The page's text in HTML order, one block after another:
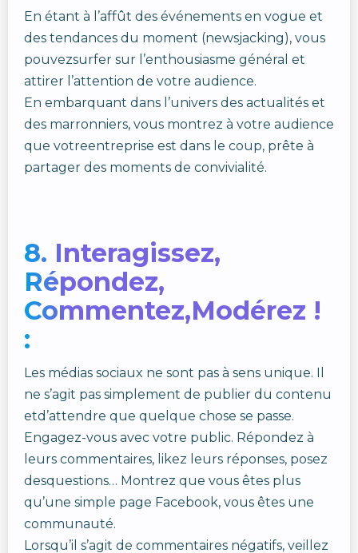
En étant à l’affût des événements en vogue et
des tendances du moment (newsjacking), vous
pouvezsurfer sur l’enthousiasme général et
attirer l’attention de votre audience.
En embarquant dans l’univers des actualités et
des marronniers, vous montrez à votre audience
que votreentreprise est dans le coup, prête à
partager des moments de convivialité.
8. Interagissez,
Répondez,
Commentez,Modérez !
:
Les médias sociaux ne sont pas à sens unique. Il
ne s’agit pas simplement de publier du contenu
etd’attendre que quelque chose se passe.
Engagez-vous avec votre public. Répondez à
leurs commentaires, likez leurs réponses, posez
desquestions… Montrez que vous êtes plus
qu’une simple page Facebook, vous êtes une
communauté.
Lorsqu’il s’agit de commentaires négatifs, veillez